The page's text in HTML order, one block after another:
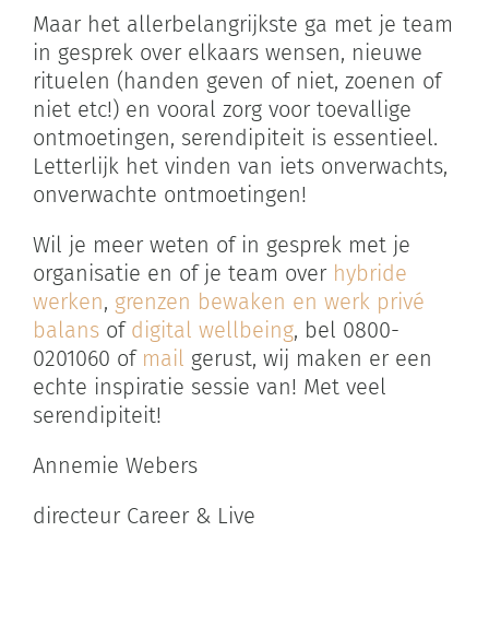
Maar het allerbelangrijkste ga met je team
in gesprek over elkaars wensen, nieuwe
rituelen (handen geven of niet, zoenen of
niet etc!) en vooral zorg voor toevallige
ontmoetingen, serendipiteit is essentieel.
Letterlijk het vinden van iets onverwachts,
onverwachte ontmoetingen!
Wil je meer weten of in gesprek met je
organisatie en of je team over hybride
werken, grenzen bewaken en werk privé
balansof digital wellbeing, bel 0800-
0201060 of mail gerust, wij maken er een
echte inspiratie sessie van! Met veel
serendipiteit!
Annemie Webers
directeur Career & Live